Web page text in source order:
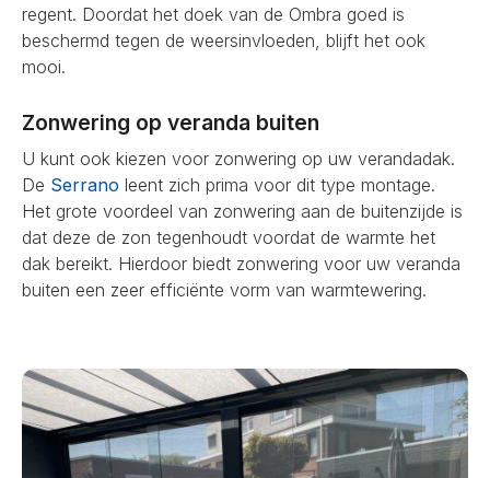
regent. Doordat het doek van de Ombra goed is
beschermd tegen de weersinvloeden, blijft het ook
mooi.
Zonwering op veranda buiten
U kunt ook kiezen voor zonwering op uw verandadak.
De Serrano leent zich prima voor dit type montage.
Het grote voordeel van zonwering aan de buitenzijde is
dat deze de zon tegenhoudt voordat de warmte het
dak bereikt. Hierdoor biedt zonwering voor uw veranda
buiten een zeer efficiënte vorm van warmtewering.